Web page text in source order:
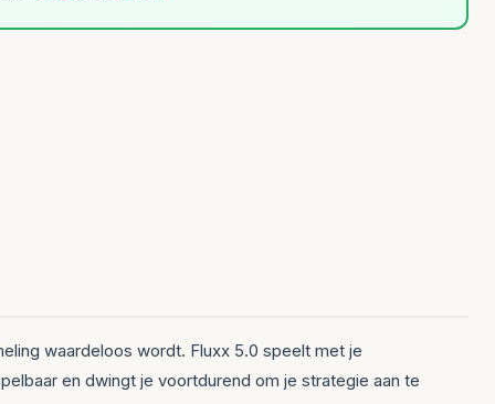
waardeloos wordt. Fluxx 5.0 speelt met je
en dwingt je voortdurend om je strategie aan te